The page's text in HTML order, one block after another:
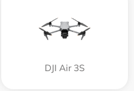
DJI Air 3S